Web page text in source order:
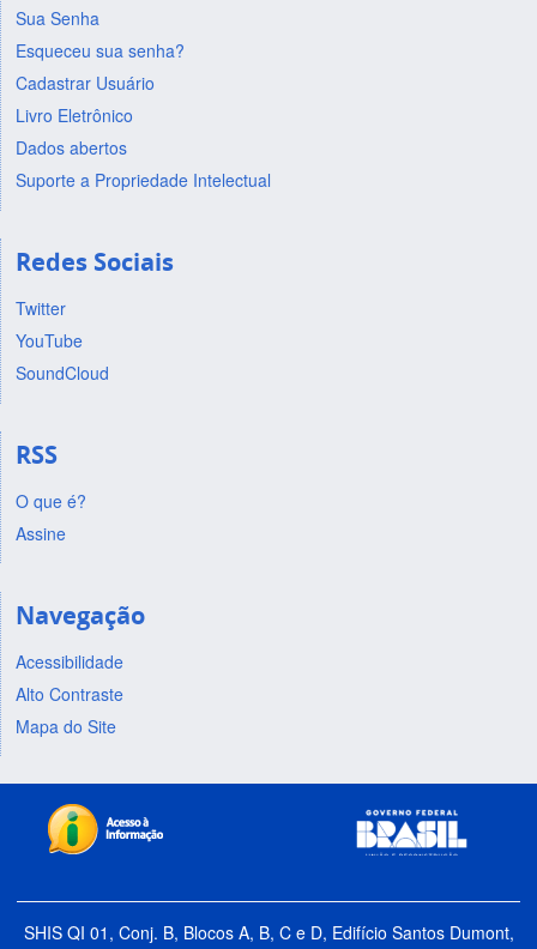
Sua Senha
Esqueceu sua senha?
Cadastrar Usuário
Livro Eletrônico
Dados abertos
Suporte a Propriedade Intelectual
Redes Sociais
Twitter
YouTube
SoundCloud
RSS
O que é?
Assine
Navegação
Acessibilidade
Alto Contraste
Mapa do Site
SHIS QI 01, Conj. B, Blocos A, B, C e D, Edifício Santos Dumont,